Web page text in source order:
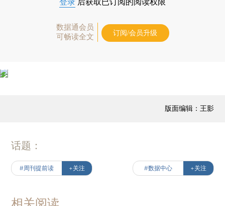
数据通会员
可畅读全文
订阅/会员升级
版面编辑：王影
话题：
#周刊提前读 +关注 #数据中心 +关注